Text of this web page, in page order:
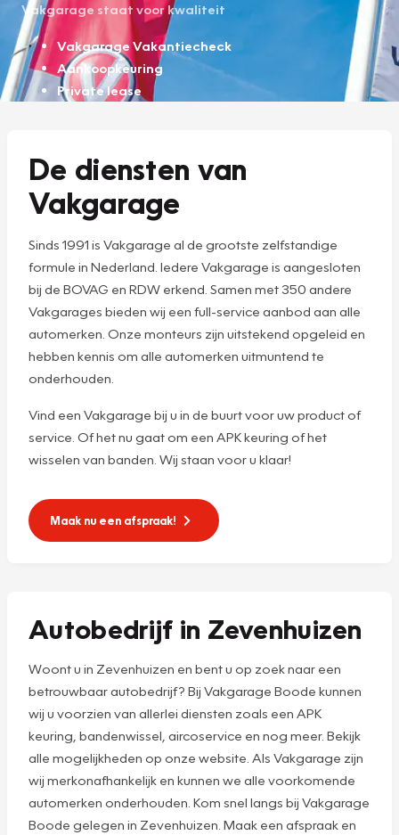
Vakgarage staat voor kwaliteit
Vakgarage Vakantiecheck
Aankoopkeuring
Private lease
De diensten van
Vakgarage
Sinds 1991 is Vakgarage al de grootste zelfstandige
formule in Nederland. Iedere Vakgarage is aangesloten
bij de BOVAG en RDW erkend. Samen met 350 andere
Vakgarages bieden wij een full-service aanbod aan alle
automerken. Onze monteurs zijn uitstekend opgeleid en
hebben kennis om alle automerken uitmuntend te
onderhouden.
Vind een Vakgarage bij u in de buurt voor uw product of
service. Of het nu gaat om een APK keuring of het
wisselen van banden. Wij staan voor u klaar!
Maak nu een afspraak!
Autobedrijf in Zevenhuizen
Woont u in Zevenhuizen en bent u op zoek naar een
betrouwbaar autobedrijf? Bij Vakgarage Boode kunnen
wij u voorzien van allerlei diensten zoals een APK
keuring, bandenwissel, aircoservice en nog meer. Bekijk
alle mogelijkheden op onze website. Als Vakgarage zijn
wij merkonafhankelijk en kunnen we alle voorkomende
automerken onderhouden. Kom snel langs bij Vakgarage
Boode gelegen in Zevenhuizen. Maak een afspraak en